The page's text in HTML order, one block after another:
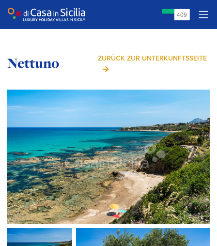
Nettuno ZURÜCK ZUR UNTERKUNFTSSEITE